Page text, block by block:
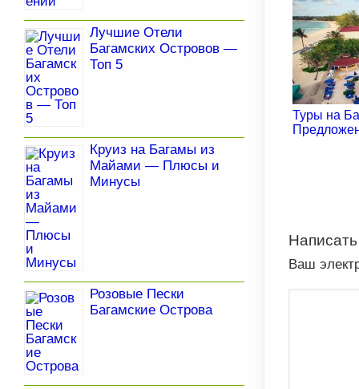
Туры на
Написать
Ваш
Лучшие Отели
Багамских Островов —
Топ 5
Круиз на Багамы из
Майами — Плюсы и
Минусы
Розовые Пески
Багамские Острова